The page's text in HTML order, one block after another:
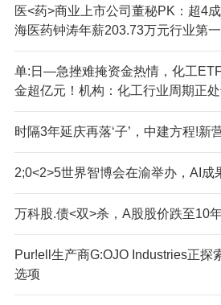
医<药>商业上市公司董秘PK：超4
海医药钟涛年薪203.73万元行业第一
单:日—急挫难掩资金热情，化工
金超亿元！机构：化工行业周期正
时隔3年延庆再落‘子’，中建方程!新
2;0<2>5世界智博会在渝举办，AI成
万科股.债<双>杀，A股股价跌至10
Pur!ell生产商G:OJO Industries正探
选项